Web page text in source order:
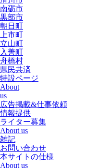
南砺市
黒部市
朝日町
上市町
立山町
入善町
舟橋村
県民共済
特設ページ
About
us
広告掲載&仕事依頼
情報提供
ライター募集
About us
雑記
お問い合わせ
本サイトの仕様
About us